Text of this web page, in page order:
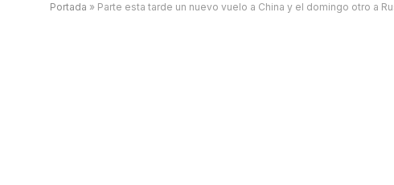
Portada » Parte esta tarde un nuevo vuelo a China y el domingo otro a